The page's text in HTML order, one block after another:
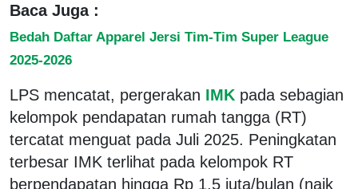
Baca Juga :
Bedah Daftar Apparel Jersi Tim-Tim Super League
2025-2026
LPS mencatat, pergerakan IMK pada sebagian
kelompok pendapatan rumah tangga (RT)
tercatat menguat pada Juli 2025. Peningkatan
terbesar IMK terlihat pada kelompok RT
berpendapatan hingga Rp 1,5 juta/bulan (naik